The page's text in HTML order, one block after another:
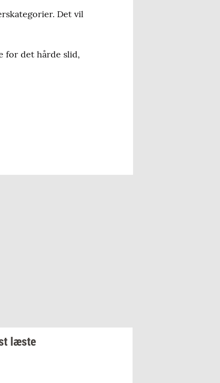
Det vil
for det hårde slid,
læste